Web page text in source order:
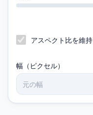
アスペクト比を維持
幅（ピクセル）